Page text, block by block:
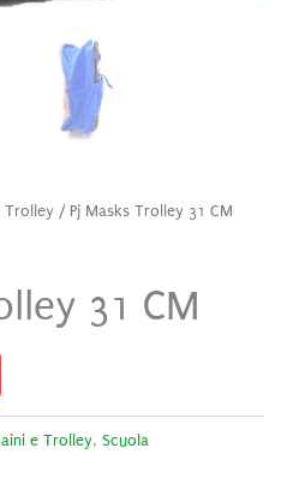
Trolley/ Pj Masks Trolley 31 CM
31 CM
e Trolley, Scuola